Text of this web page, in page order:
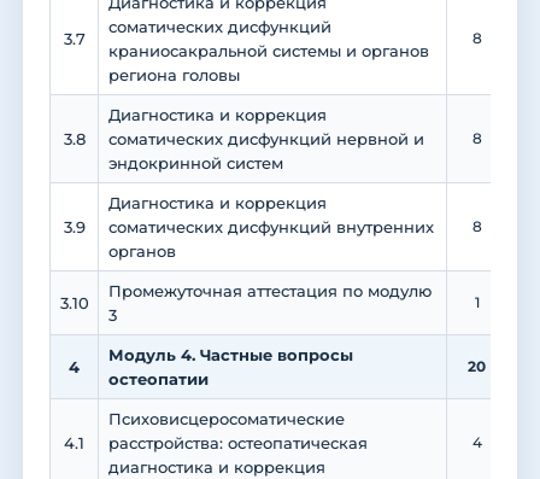
3.7
соматических дисфункций
краниосакральной системы и органов
региона головы
8
3.8
Диагностика и коррекция
соматических дисфункций нервной и
эндокринной систем
8
3.9
Диагностика и коррекция
соматических дисфункций внутренних
органов
8
3.10
Промежуточная аттестация по модулю
3
1
4
Модуль 4. Частные вопросы
остеопатии
20
4.1
Психовисцеросоматические
расстройства: остеопатическая
диагностика и коррекция
4